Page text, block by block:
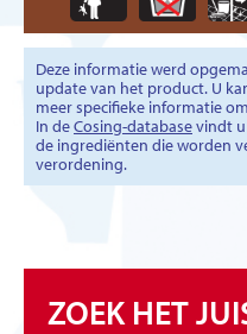
Deze informatie werd
update van het product. U
meer specifieke informatie
In deCosing-databasevindt u
de ingrediënten die worden
verordening.
ZOEK HET